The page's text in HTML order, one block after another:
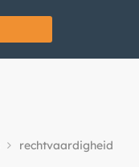
rechtvaardigheid